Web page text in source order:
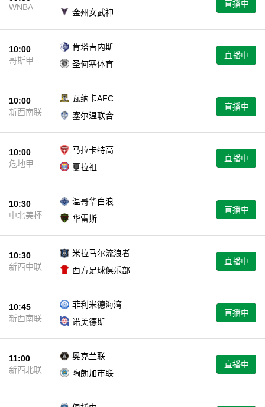
WNBA
金州女武神
直播中
10:00
哥斯甲
肯塔吉内斯
圣何塞体育
直播中
10:00
新西南联
瓦纳卡AFC
塞尔温联合
直播中
10:00
危地甲
马拉卡特高
夏拉祖
直播中
10:30
中北美杯
温哥华白浪
华雷斯
直播中
10:30
新西中联
米拉马尔流浪者
西方足球俱乐部
直播中
10:45
新西南联
菲利米德海湾
诺美德斯
直播中
11:00
新西北联
奥克兰联
陶朗加市联
直播中